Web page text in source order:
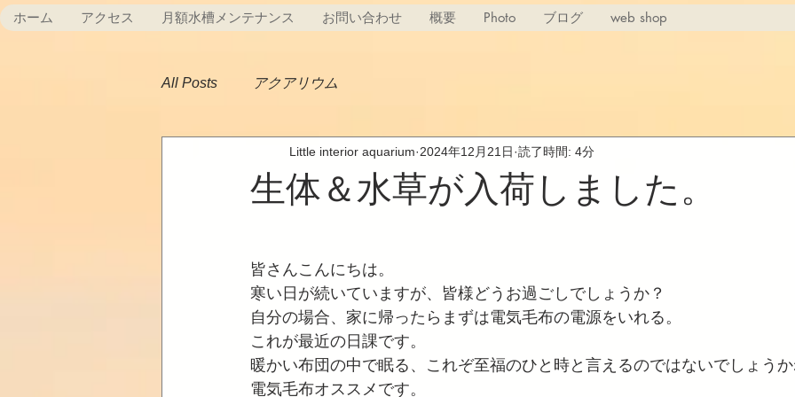
ホーム アクセス 月額水槽メンテナンス お問い合わせ 概要 Photo ブログ web shop
All Posts アクアリウム
生体＆水草が入荷しました。
Little interior aquarium 2024年12月21日 読了時間: 4分
皆さんこんにちは。
寒い日が続いていますが、皆様どうお過ごしでしょうか？
自分の場合、家に帰ったらまずは電気毛布の電源をいれる。
これが最近の日課です。
暖かい布団の中で眠る、これぞ至福のひと時と言えるのではないでしょう
電気毛布オススメです。